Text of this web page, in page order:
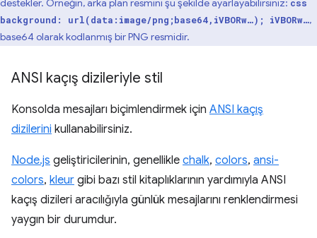
destekler. Örneğin, arka plan resmini şu şekilde ayarlayabilirsiniz: css
background: url(data:image/png;base64,iVBORw…); iVBORw…,
base64 olarak kodlanmış bir PNG resmidir.
ANSI kaçış dizileriyle stil
Konsolda mesajları biçimlendirmek için ANSI kaçış
dizilerini kullanabilirsiniz.
Node.js geliştiricilerinin, genellikle chalk, colors, ansi-
colors, kleur gibi bazı stil kitaplıklarının yardımıyla ANSI
kaçış dizileri aracılığıyla günlük mesajlarını renklendirmesi
yaygın bir durumdur.